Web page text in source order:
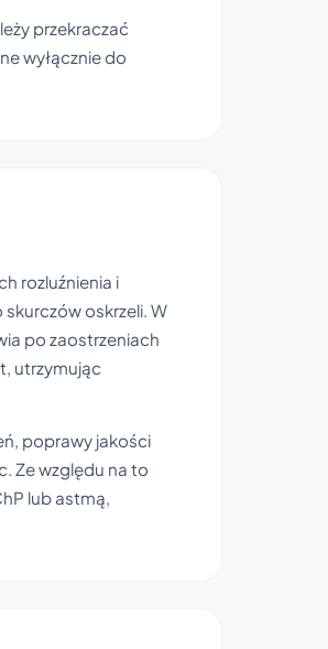
przekraczać
wyłącznie do
rozluźnienia i
oskrzeli. W
po zaostrzeniach
utrzymując
poprawy jakości
Ze względu na to
lub astmą,